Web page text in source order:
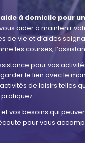
aide à domicile pour
vous aider à maintenir
de vie et d’aides
les courses,
pour vos
le lien avec le
de loisirs telles
vos besoins qui
pour vous